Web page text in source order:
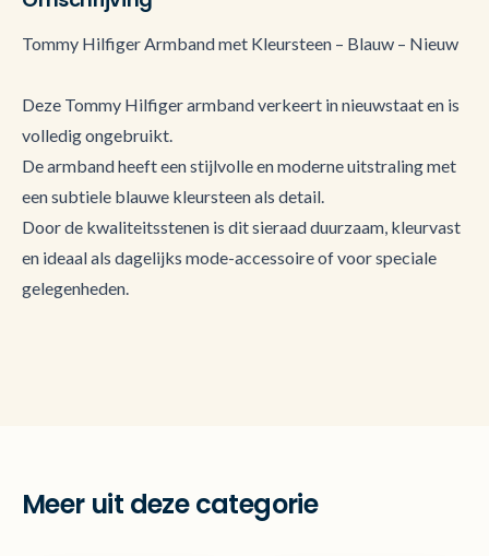
Tommy Hilfiger Armband met Kleursteen – Blauw – Nieuw
Deze Tommy Hilfiger armband verkeert in nieuwstaat en is
volledig ongebruikt.
De armband heeft een stijlvolle en moderne uitstraling met
een subtiele blauwe kleursteen als detail.
Door de kwaliteitsstenen is dit sieraad duurzaam, kleurvast
en ideaal als dagelijks mode-accessoire of voor speciale
gelegenheden.
Meer uit deze categorie